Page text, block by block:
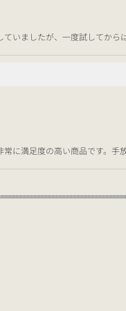
いましたが、一度試してか
に満足度の高い商品です。手